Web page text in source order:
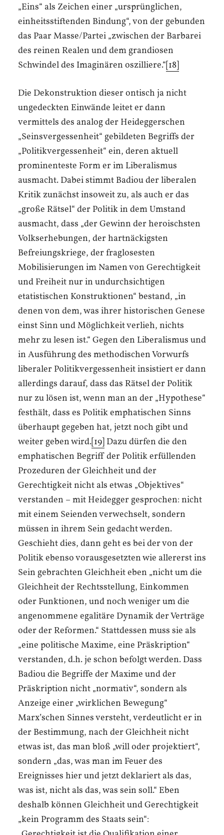
„Eins“ als Zeichen einer „ursprünglichen,
einheitsstiftenden Bindung“, von der gebunden
das Paar Masse/Partei „zwischen der Barbarei
des reinen Realen und dem grandiosen
Schwindel des Imaginären oszilliere.“[18]
Die Dekonstruktion dieser ontisch ja nicht
ungedeckten Einwände leitet er dann
vermittels des analog der Heideggerschen
„Seinsvergessenheit“ gebildeten Begriffs der
„Politikvergessenheit“ ein, deren aktuell
prominenteste Form er im Liberalismus
ausmacht. Dabei stimmt Badiou der liberalen
Kritik zunächst insoweit zu, als auch er das
„große Rätsel“ der Politik in dem Umstand
ausmacht, dass „der Gewinn der heroischsten
Volkserhebungen, der hartnäckigsten
Befreiungskriege, der fraglosesten
Mobilisierungen im Namen von Gerechtigkeit
und Freiheit nur in undurchsichtigen
etatistischen Konstruktionen“ bestand, „in
denen von dem, was ihrer historischen Genese
einst Sinn und Möglichkeit verlieh, nichts
mehr zu lesen ist.“ Gegen den Liberalismus und
in Ausführung des methodischen Vorwurfs
liberaler Politikvergessenheit insistiert er dann
allerdings darauf, dass das Rätsel der Politik
nur zu lösen ist, wenn man an der „Hypothese“
festhält, dass es Politik emphatischen Sinns
überhaupt gegeben hat, jetzt noch gibt und
weiter geben wird.[19] Dazu dürfen die den
emphatischen Begriff der Politik erfüllenden
Prozeduren der Gleichheit und der
Gerechtigkeit nicht als etwas „Objektives“
verstanden – mit Heidegger gesprochen: nicht
mit einem Seienden verwechselt, sondern
müssen in ihrem Sein gedacht werden.
Geschieht dies, dann geht es bei der von der
Politik ebenso vorausgesetzten wie allererst ins
Sein gebrachten Gleichheit eben „nicht um die
Gleichheit der Rechtsstellung, Einkommen
oder Funktionen, und noch weniger um die
angenommene egalitäre Dynamik der Verträge
oder der Reformen.“ Stattdessen muss sie als
„eine politische Maxime, eine Präskription“
verstanden, d.h. je schon befolgt werden. Dass
Badiou die Begriffe der Maxime und der
Präskription nicht „normativ“, sondern als
Anzeige einer „wirklichen Bewegung“
Marx’schen Sinnes versteht, verdeutlicht er in
der Bestimmung, nach der Gleichheit nicht
etwas ist, das man bloß „will oder projektiert“,
sondern „das, was man im Feuer des
Ereignisses hier und jetzt deklariert als das,
was ist, nicht als das, was sein soll.“ Eben
deshalb können Gleichheit und Gerechtigkeit
„kein Programm des Staats sein“: